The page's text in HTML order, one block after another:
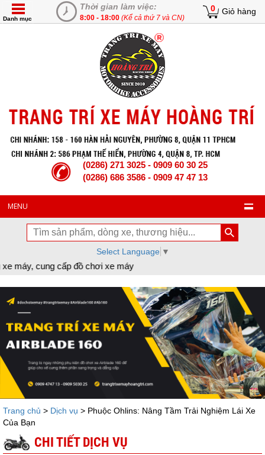
Thời gian làm việc:
8:00 - 18:00 (Kể cả thứ 7 và CN)
0 Giỏ hàng
Danh mục
(0286) 271 3025 - 0909 60 30 25
(0286) 686 3586 - 0909 47 47 13
MENU
Select Language ▼
đồ chơi xe máy
Trang chủ > Dịch vụ > Phuộc Ohlins: Nâng Tầm Trải Nghiệm Lái Xe
Của Bạn
CHI TIẾT DỊCH VỤ